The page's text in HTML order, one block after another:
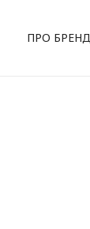
ПРО БРЕНД